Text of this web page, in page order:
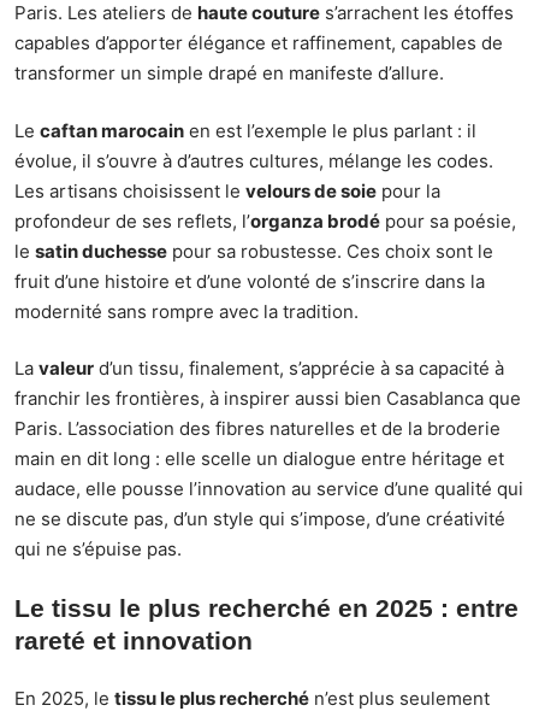
Paris. Les ateliers de haute couture s’arrachent les étoffes
capables d’apporter élégance et raffinement, capables de
transformer un simple drapé en manifeste d’allure.
Le caftan marocain en est l’exemple le plus parlant : il
évolue, il s’ouvre à d’autres cultures, mélange les codes.
Les artisans choisissent le velours de soie pour la
profondeur de ses reflets, l’organza brodé pour sa poésie,
le satin duchesse pour sa robustesse. Ces choix sont le
fruit d’une histoire et d’une volonté de s’inscrire dans la
modernité sans rompre avec la tradition.
La valeur d’un tissu, finalement, s’apprécie à sa capacité à
franchir les frontières, à inspirer aussi bien Casablanca que
Paris. L’association des fibres naturelles et de la broderie
main en dit long : elle scelle un dialogue entre héritage et
audace, elle pousse l’innovation au service d’une qualité qui
ne se discute pas, d’un style qui s’impose, d’une créativité
qui ne s’épuise pas.
Le tissu le plus recherché en 2025 : entre
rareté et innovation
En 2025, le tissu le plus recherché n’est plus seulement